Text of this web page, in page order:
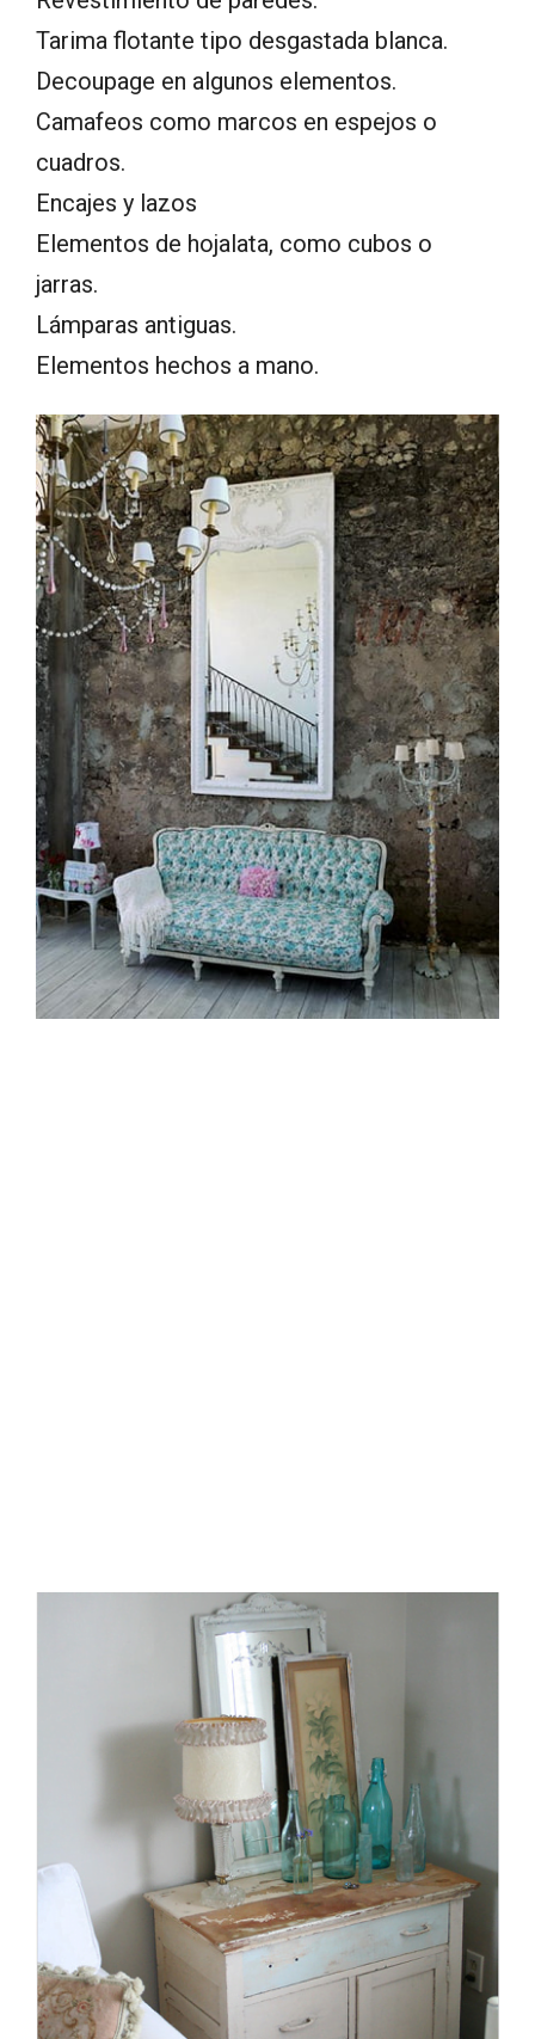
Tarima flotante tipo desgastada blanca.
Decoupage en algunos elementos.
Camafeos como marcos en espejos o
cuadros.
Encajes y lazos
Elementos de hojalata, como cubos o
jarras.
Lámparas antiguas.
Elementos hechos a mano.